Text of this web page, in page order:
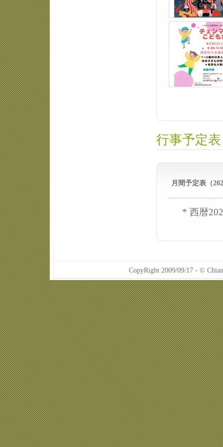
行事予定表
月間予定表（
* 西暦
CopyRight 2009/09/17 - ©